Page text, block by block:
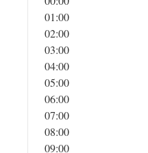
01:00
02:00
03:00
04:00
05:00
06:00
07:00
08:00
09:00